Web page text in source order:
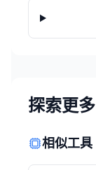
探索更多
相似工具